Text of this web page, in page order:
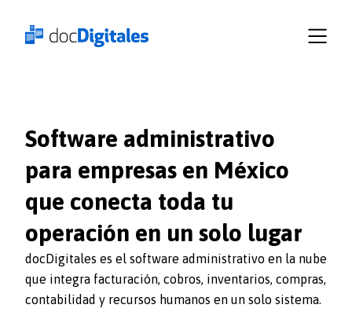
Recursos
docDigitales
Línea
docDigitales
PYMES
Software administrativo
para empresas en México
que conecta toda tu
operación en un solo lugar
docDigitales es el software administrativo en la nube
que integra facturación, cobros, inventarios, compras,
contabilidad y recursos humanos en un solo sistema.